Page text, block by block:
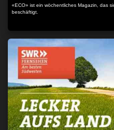
«ECO» ist ein wöchentliches Magazin, das
beschäftigt.